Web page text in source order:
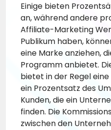
Einige bieten
an, während andere
Affiliate-Marketing
Publikum haben,
eine Marke anziehen,
Programm anbietet.
bietet in der Regel
ein Prozentsatz des
Kunden, die ein
finden. Die
zwischen den